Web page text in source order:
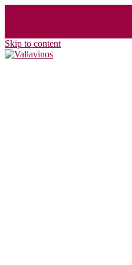
Skip to content